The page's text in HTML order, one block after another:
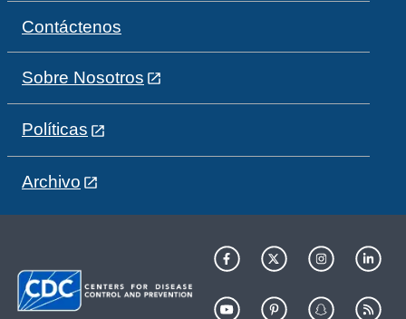
Contáctenos
Sobre Nosotros
Políticas
Archivo